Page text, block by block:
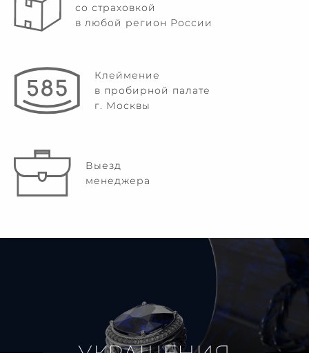
со страховкой
в любой регион России
Клеймение
в пробирной палате
г. Москвы
Выезд
менеджера